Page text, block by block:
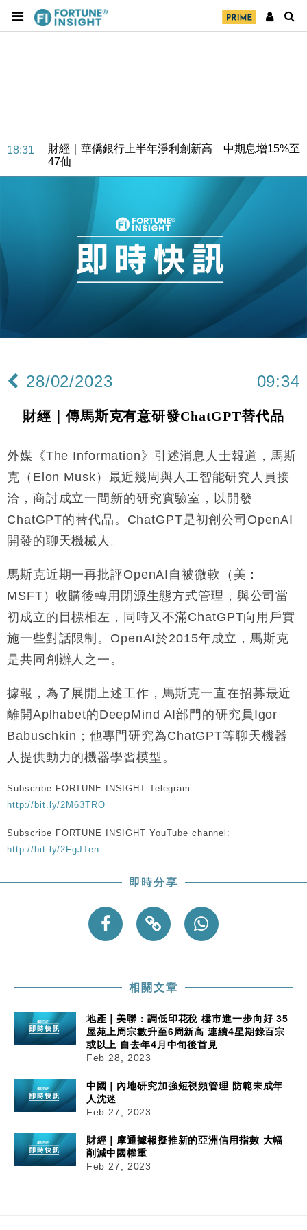
18:31
財經｜華僑銀行上半年淨利創新高 中期息增15%至
47仙
財經｜滙豐上調香港今年GDP預測至4.5% 看好貿易
及消費表現
本地｜假冒內地執法人員要求交「保證金」 43歲女子
損失近6900萬元
財經｜日經失守6.5萬點後回穩 全周仍升近2%
15:47
財經｜恒隆10月換帥 玩具「反」斗城亞洲CEO蔡德
財經｜韓股反覆波動收跌 連挫7周創逾3年最長跌勢
12:44
財經｜日本春季三度入市撐日圓 4月單日斥6.28萬億
11:12
國際｜特朗普料美伊戰事快結束 承認部分彈藥庫存緊
15:59
財經｜SA售股自救後再出手 斥4億美元押注未上市公
18:31
財經｜華僑銀行上半年淨利創新高 中期息增15%至
47仙
17:33
財經｜滙豐上調香港今年GDP預測至4.5% 看好貿易
及消費表現
損失近6900萬元
16:05
財經｜日經失守6.5萬點後回穩 全周仍升近2%
15:47
粦接任
15:11
財經｜韓股反覆波動收跌 連挫7周創逾3年最長跌勢
13:44
財經｜內地7月美元計價出口增近24%勝預期 貿易順
差達1125億美元
12:44
財經｜日本春季三度入市撐日圓 4月單日斥6.28萬億
日圓干預創新高
國際｜特朗普料美伊戰事快結束 承認部分彈藥庫存緊
15:59
財經｜SA售股自救後再出手 斥4億美元押注未上市公
司
28/02/2023 09:34
財經｜傳馬斯克有意研發ChatGPT替代品
外媒《The Information》引述消息人士報道，馬斯
克（Elon Musk）最近幾周與人工智能研究人員接
洽，商討成立一間新的研究實驗室，以開發
ChatGPT的替代品。ChatGPT是初創公司OpenAI
開發的聊天機械人。
馬斯克近期一再批評OpenAI自被微軟（美：
MSFT）收購後轉用閉源生態方式管理，與公司當
初成立的目標相左，同時又不滿ChatGPT向用戶實
施一些對話限制。OpenAI於2015年成立，馬斯克
是共同創辦人之一。
據報，為了展開上述工作，馬斯克一直在招募最近
離開Aplhabet的DeepMind AI部門的研究員Igor
Babuschkin；他專門研究為ChatGPT等聊天機器
人提供動力的機器學習模型。
Subscribe FORTUNE INSIGHT Telegram:
http://bit.ly/2M63TRO
Subscribe FORTUNE INSIGHT YouTube channel:
http://bit.ly/2FgJTen
即時分享
相關文章
地產｜美聯：調低印花稅 樓市進一步向好 35
屋苑上周宗數升至6周新高 連續4星期錄百宗
或以上 自去年4月中旬後首見
Feb 28, 2023
中國｜內地研究加強短視頻管理 防範未成年
人沈迷
Feb 27, 2023
財經｜摩通據報擬推新的亞洲信用指數 大幅
削減中國權重
Feb 27, 2023